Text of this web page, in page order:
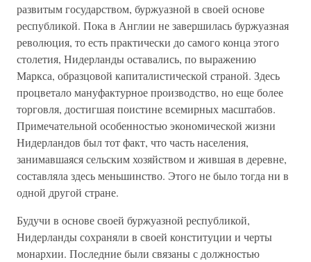
развитым государством, буржуазной в своей основе
республикой. Пока в Англии не завершилась буржуазная
революция, то есть практически до самого конца этого
столетия, Нидерланды оставались, по выражению
Маркса, образцовой капиталистической страной. Здесь
процветало мануфактурное производство, но еще более
торговля, достигшая поистине всемирных масштабов.
Примечательной особенностью экономической жизни
Нидерландов был тот факт, что часть населения,
занимавшаяся сельским хозяйством и жившая в деревне,
составляла здесь меньшинство. Этого не было тогда ни в
одной другой стране.
Будучи в основе своей буржуазной республикой,
Нидерланды сохраняли в своей конституции и черты
монархии. Последние были связаны с должностью